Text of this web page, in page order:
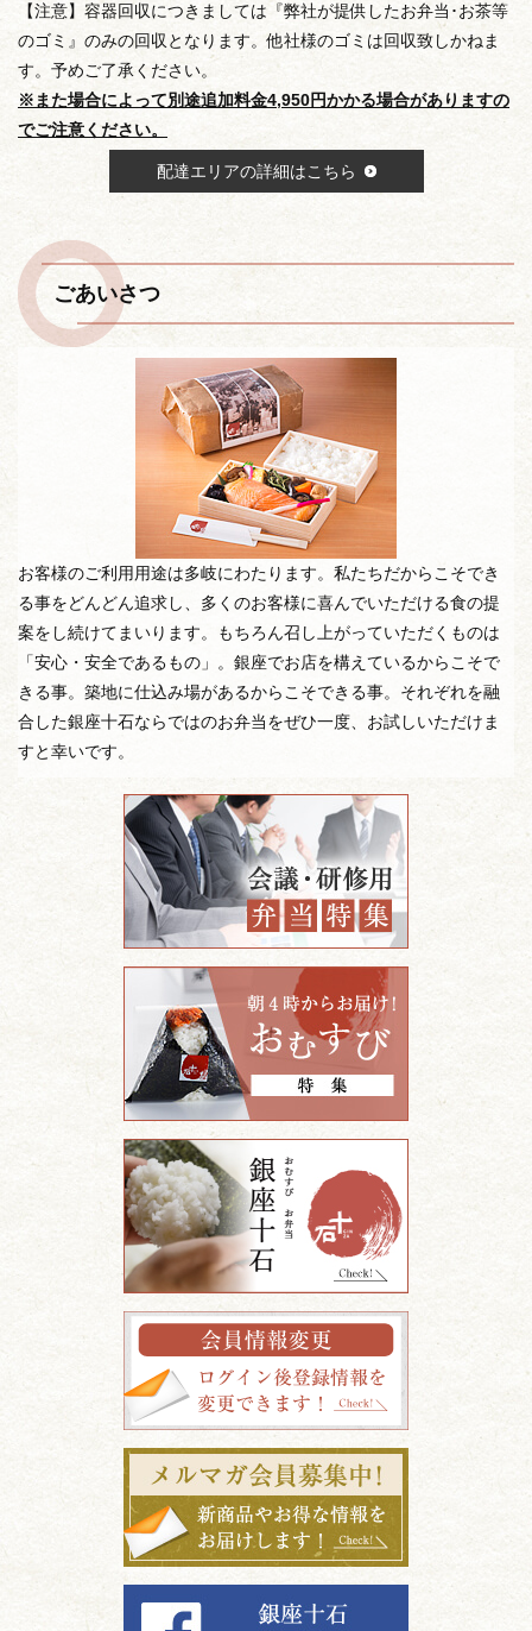
【注意】容器回収につきましては『弊社が提供したお弁当･お茶等
のゴミ』のみの回収となります。他社様のゴミは回収致しかねま
す。予めご了承ください。
※また場合によって別途追加料金4,950円かかる場合がありますの
でご注意ください。
配達エリアの詳細はこちら
ごあいさつ
お客様のご利用用途は多岐にわたります。私たちだからこそでき
る事をどんどん追求し、多くのお客様に喜んでいただける食の提
案をし続けてまいります。もちろん召し上がっていただくものは
「安心・安全であるもの」。銀座でお店を構えているからこそで
きる事。築地に仕込み場があるからこそできる事。それぞれを融
合した銀座十石ならではのお弁当をぜひ一度、お試しいただけま
すと幸いです。